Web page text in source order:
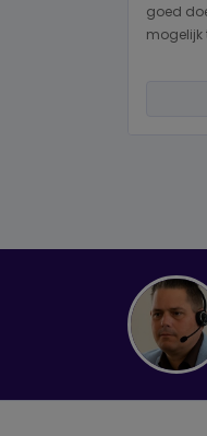
goed
mogelijk